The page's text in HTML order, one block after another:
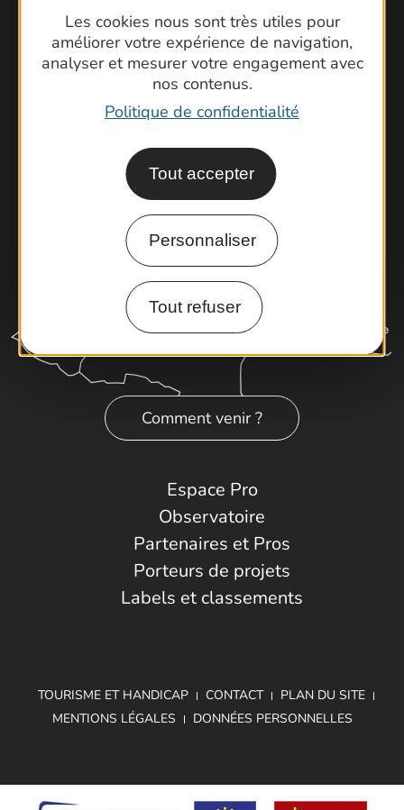
Les cookies nous sont très utiles pour
améliorer votre expérience de navigation,
analyser et mesurer votre engagement avec
nos contenus.
Politique de confidentialité
Tout accepter
Personnaliser
Tout refuser
Contactez-nous !
Foire aux questions
Brochures
Cartoguides et Topoguides
Latitude Gard
Comment venir ?
Espace Pro
Observatoire
Partenaires et Pros
Porteurs de projets
Labels et classements
TOURISME ET HANDICAP CONTACT
PLAN DU SITE
MENTIONS LÉGALES
DONNÉES PERSONNELLES